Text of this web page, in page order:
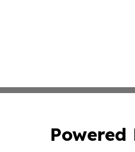
Powered